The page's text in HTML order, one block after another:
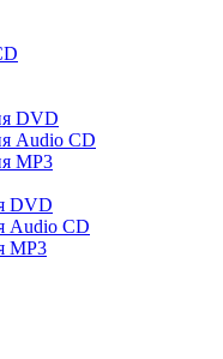
DVD
Audio CD
MP3
DVD
Audio CD
MP3